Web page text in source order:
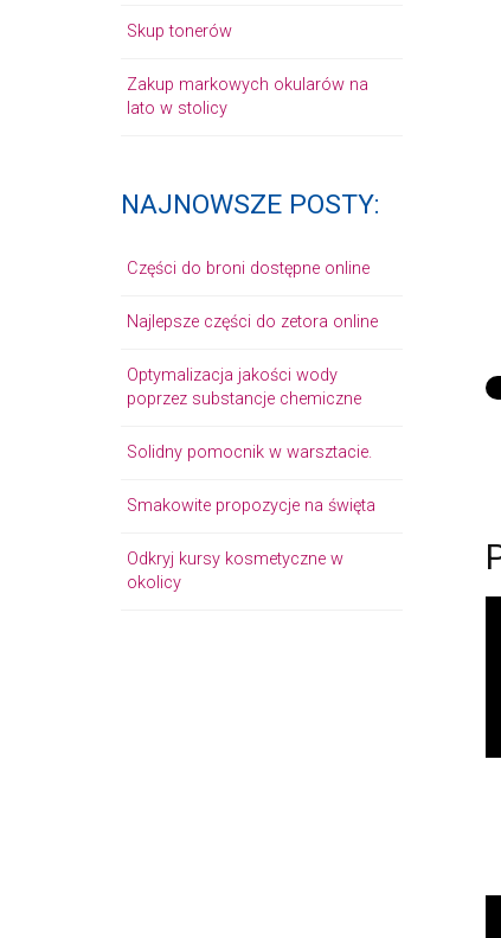
Skup tonerów
Zakup markowych okularów na
lato w stolicy
NAJNOWSZE POSTY:
Części do broni dostępne online
Najlepsze części do zetora online
Optymalizacja jakości wody
poprzez substancje chemiczne
Solidny pomocnik w warsztacie.
Smakowite propozycje na święta
Odkryj kursy kosmetyczne w
okolicy